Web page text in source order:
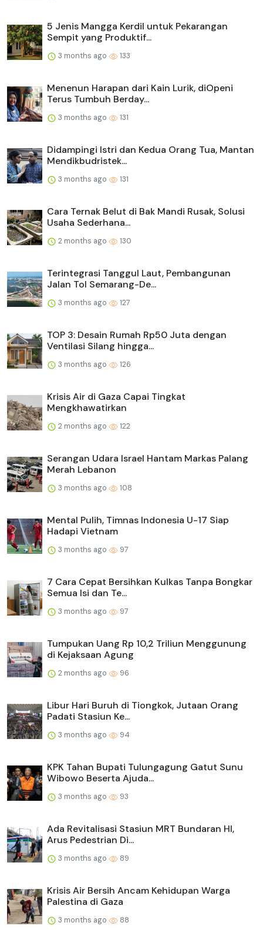
5 Jenis Mangga Kerdil untuk Pekarangan
Sempit yang Produktif...
3 months ago 133
Menenun Harapan dari Kain Lurik, diOpeni
Terus Tumbuh Berday...
3 months ago 131
Didampingi Istri dan Kedua Orang Tua, Mantan
Mendikbudristek...
3 months ago 131
Cara Ternak Belut di Bak Mandi Rusak, Solusi
Usaha Sederhana...
2 months ago 130
Terintegrasi Tanggul Laut, Pembangunan
Jalan Tol Semarang-De...
3 months ago 127
TOP 3: Desain Rumah Rp50 Juta dengan
Ventilasi Silang hingga...
3 months ago 126
Krisis Air di Gaza Capai Tingkat
Mengkhawatirkan
2 months ago 122
Serangan Udara Israel Hantam Markas Palang
Merah Lebanon
3 months ago 108
Mental Pulih, Timnas Indonesia U-17 Siap
Hadapi Vietnam
3 months ago 97
7 Cara Cepat Bersihkan Kulkas Tanpa Bongkar
Semua Isi dan Te...
3 months ago 97
Tumpukan Uang Rp 10,2 Triliun Menggunung
di Kejaksaan Agung
2 months ago 96
Libur Hari Buruh di Tiongkok, Jutaan Orang
Padati Stasiun Ke...
3 months ago 94
KPK Tahan Bupati Tulungagung Gatut Sunu
Wibowo Beserta Ajuda...
3 months ago 93
Ada Revitalisasi Stasiun MRT Bundaran HI,
Arus Pedestrian Di...
3 months ago 89
Krisis Air Bersih Ancam Kehidupan Warga
Palestina di Gaza
3 months ago 88